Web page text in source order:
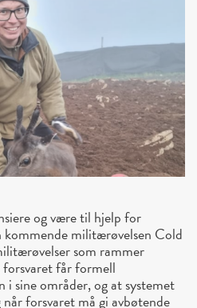
og være til hjelp for
militærøvelsen Cold
som rammer
får formell
sine områder, og at systemet
forsvaret må gi avbøtende